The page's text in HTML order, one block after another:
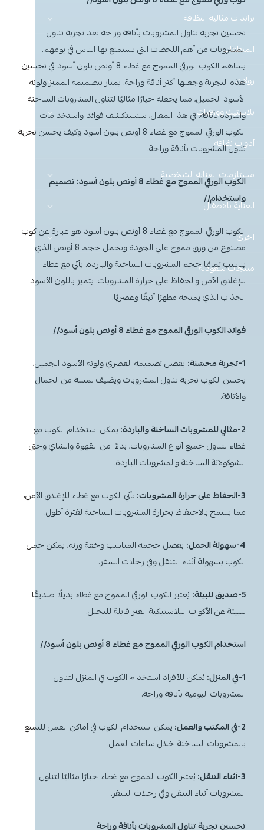
منظفات ومستلزمات المغسلة
سجاد ومفروشات
نظافة اليدين والعناية
غسيل الأطباق (يدوي وآلي)
مزيلات الشحوم
مطهرات ومعقمات
معادن وزجاج ولمعان الأسطح
عرض الكل
منظفات منزلية
عرض الكل
منظفات ارضيات
منظفات ملابس
منظفات صحون
منظفات اليدين
منظفات دورة المياه
معطر جو
أخرى
ادوات الحماية
عرض الكل
قفازات
كمامات
غطاء راس
غطاء ذراع
قبعة الشيف
مريلة مطبخ
منشفه مايكروفايبر
للمشروبات والماكولات
عرض الكل
صحون بلاستيك
صحون مايكرويف
علب حلويات
قصدير ورول تغليف
سفره واكياس نفايات
ملاعق وشوك وسكاكين
الاكواب
حامل اكواب
مزاز واعود تحريك
براندات مثالية النظافة
عرض الكل
هيفيا
عرض الكل
قفازات
غطاء راس
غطاء ذراع
قبعة الشيف
نو باك
عرض الكل
الاكواب
قصدير وتغليف
Perfect Hygiene
عرض الكل
شمعة تسخين الطعام
ليفة واسفنج مواعين
مكنسة يد
قشاطة
ممسحه
منشفه مايكروفايبر
سلة نفايات
عربة تنظيف
عصا ممسحه
المنظفات
عرض الكل
منظفات منزلية
عرض الكل
منظفات ارضيات
منظفات ملابس
منظفات صحون
منظفات اليدين
منظفات دورة مياه
معطر ومنعم ملابس
معطر جو
مزيل بقع وملمع
مزيل دهون
منظف زجاج ومتعدد الاستخدام
رولات
عرض الكل
تغليف وقصدير
رول مايكروفايبر
رول سفره ونفايات
ورق كاشير رول
بلاستيك وورقيات
عرض الكل
صحون بلاستيك
ملاعق وشوك وسكاكين
اكواب
مزاز واعواد تحريك
أدوات نظافة
مستلزمات العنايه الشخصية
عرض الكل
ادوات حماية
عرض الكل
قفازات
كمامات
غطاء راس
غطاء ذراع
قبعة الشيف
مريله مطبخ
ادوات عناية
عرض الكل
لوشن وكريم
شامبو
معقم
معجون اسنان
منشفه استخدام مرة واحدة
العناية بالاطفال
عرض الكل
شامبو اطفال
كولونيا
بودرة اطفال
اخرى
عرض الكل
شمعة تسخين الطعام
الحطب
منتجات سعودية
تحسين تجربة تناول المشروبات بأناقة وراحةتعد تجربة تناول
المشروبات من أهم اللحظات التي يستمتع بها الناس في يومهم.
يساهم الكوب الورقي المموج مع غطاء 8 أونص بلون أسود في تحسين
هذه التجربة وجعلها أكثر أناقة وراحة. يمتاز بتصميمه المميز ولونه
الأسود الجميل، مما يجعله خيارًا مثاليًا لتناول المشروبات الساخنة
والباردة بأناقة. في هذا المقال، سنستكشف فوائد واستخدامات
الكوب الورقي المموج مع غطاء 8 أونص بلون أسود وكيف يحسن تجربة
تناول المشروبات بأناقة وراحة.
الكوب الورقي المموج مع غطاء 8 أونص بلون أسود: تصميم
واستخدام//
الكوب الورقي المموج مع غطاء 8 أونص بلون أسودهو عبارة عن كوب
مصنوع من ورق مموج عالي الجودة ويحمل حجم 8 أونص الذي
يناسب تمامًا حجم المشروبات الساخنة والباردة. يأتي مع غطاء
للإغلاق الآمن والحفاظ على حرارة المشروبات. يتميز باللون الأسود
الجذاب الذي يمنحه مظهرًا أنيقًا وعصريًا.
فوائد الكوب الورقي المموج مع غطاء 8 أونص بلون أسود//
1-تجربة محسّنة: بفضل تصميمه العصري ولونهالأسودالجميل،
يحسن الكوب تجربة تناول المشروبات ويضيف لمسة من الجمال
والأناقة.
2-مثالي للمشروبات الساخنة والباردة:
يمكن استخدام الكوب مع
غطاء لتناول جميع أنواع المشروبات، بدءًا من القهوة والشاي وحتى
الشوكولاتة الساخنة والمشروبات الباردة.
3-الحفاظ على حرارة المشروبات:
يأتي الكوب مع غطاء للإغلاق الآمن،
مما يسمح بالاحتفاظ بحرارة المشروبات الساخنة لفترة أطول.
4-سهولة الحمل:
بفضل حجمه المناسب وخفة وزنه، يمكن حمل
الكوب بسهولة أثناء التنقل وفي رحلات السفر.
5-صديق للبيئة:
يُعتبر الكوب الورقي المموج مع غطاء بديلًا صديقًا
للبيئة عن الأكواب البلاستيكية الغير قابلة للتحلل.
استخدام الكوب الورقي المموج مع غطاء 8 أونص بلون أسود//
1-في المنزل:
يُمكن للأفراد استخدام الكوب في المنزل لتناول
المشروبات اليومية بأناقة وراحة.
2-في المكتب والعمل:
يمكن استخدام الكوب في أماكن العمل للتمتع
بالمشروبات الساخنة خلال ساعات العمل.
3-أثناء التنقل:
يُعتبر الكوب المموج مع غطاء خيارًا مثاليًا لتناول
المشروبات أثناء التنقل وفي رحلات السفر.
تحسين تجربة تناول المشروبات بأناقة وراحة